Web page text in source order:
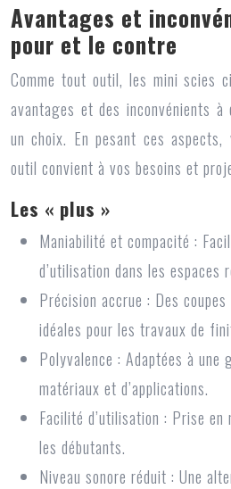
Avantages et
pour et le contre
Comme tout outil, les mini scies
avantages et des inconvénients
un choix. En pesant ces
outil convient à vos besoins et
Les « plus »
Maniabilité et compacité :
d’utilisation dans les espaces
Précision accrue : Des
idéales pour les travaux de
Polyvalence : Adaptées à une
matériaux et d’applications.
Facilité d’utilisation : Prise en
les débutants.
Niveau sonore réduit : Une